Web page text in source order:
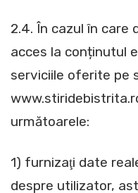
2.4. În cazul în care
acces la conținutul
serviciile oferite pe
următoarele:
1) furnizaţi date
despre utilizator,